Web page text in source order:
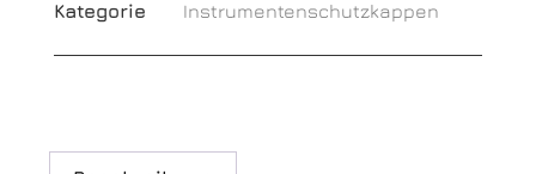
Kategorie
Instrumentenschutzkappen